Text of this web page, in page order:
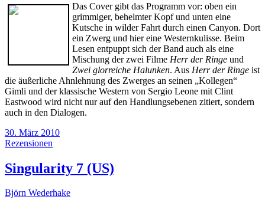
Das Cover gibt das Programm vor: oben ein
grimmiger, behelmter Kopf und unten eine
Kutsche in wilder Fahrt durch einen Canyon. Dort
ein Zwerg und hier eine Westernkulisse. Beim
Lesen entpuppt sich der Band auch als eine
Mischung der zwei Filme Herr der Ringe und
Zwei glorreiche Halunken. Aus Herr der Ringe ist
die äußerliche Ahnlehnung des Zwerges an seinen „Kollegen“
Gimli und der klassische Western von Sergio Leone mit Clint
Eastwood wird nicht nur auf den Handlungsebenen zitiert, sondern
auch in den Dialogen.
30. März 2010
Rezensionen
Singularity 7 (US)
Björn Wederhake